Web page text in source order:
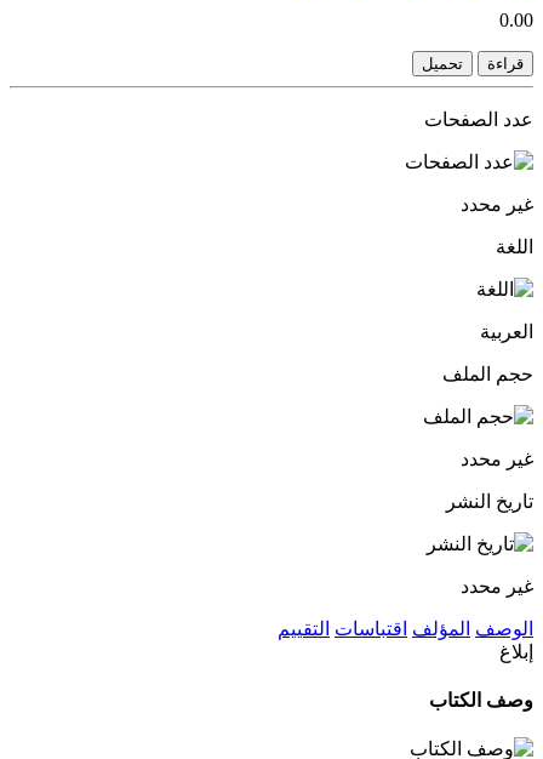
0.00
قراءة تحميل
عدد الصفحات
غير محدد
اللغة
العربية
حجم الملف
غير محدد
تاريخ النشر
غير محدد
الوصف المؤلف اقتباسات التقييم
إبلاغ
وصف الكتاب